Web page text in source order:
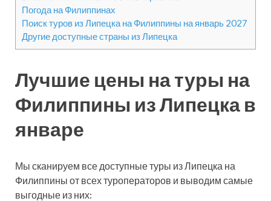
Погода на Филиппинах
Поиск туров из Липецка на Филиппины на январь 2027
Другие доступные страны из Липецка
Лучшие цены на туры на
Филиппины из Липецка в
январе
Мы сканируем все доступные туры из Липецка на
Филиппины от всех туроператоров и выводим самые
выгодные из них: